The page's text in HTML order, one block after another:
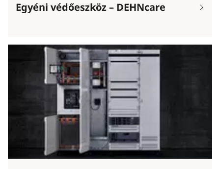
Egyéni védőeszköz – DEHNcare